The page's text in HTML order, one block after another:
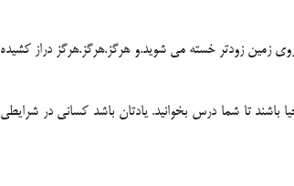
زودتر خسته مي شويد.و هرگز.هرگز.هرگز دراز كشيده
باشند تا شما درس بخوانيد. يادتان باشد كساني در شرايطي